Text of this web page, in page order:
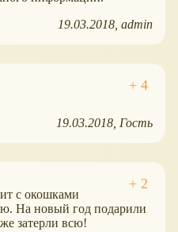
19.03.2018 admin
19.03.2018 Гость
с окошками
На новый год подарили
затерли всю!